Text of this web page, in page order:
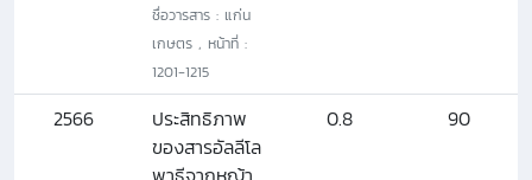
ชื่อวารสาร : แก่น
เกษตร , หน้าที่ :
1201-1215
2566
ประสิทธิภาพ
ของสารอัลลีโล
0.8 90